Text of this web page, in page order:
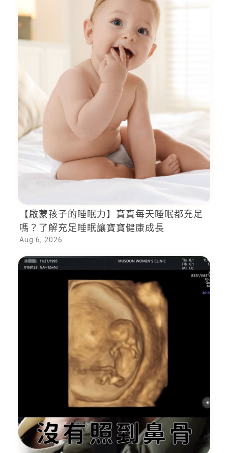
【啟蒙孩子的睡眠力】寶寶每天睡眠都充足
嗎？了解充足睡眠讓寶寶健康成長
Aug 6, 2026